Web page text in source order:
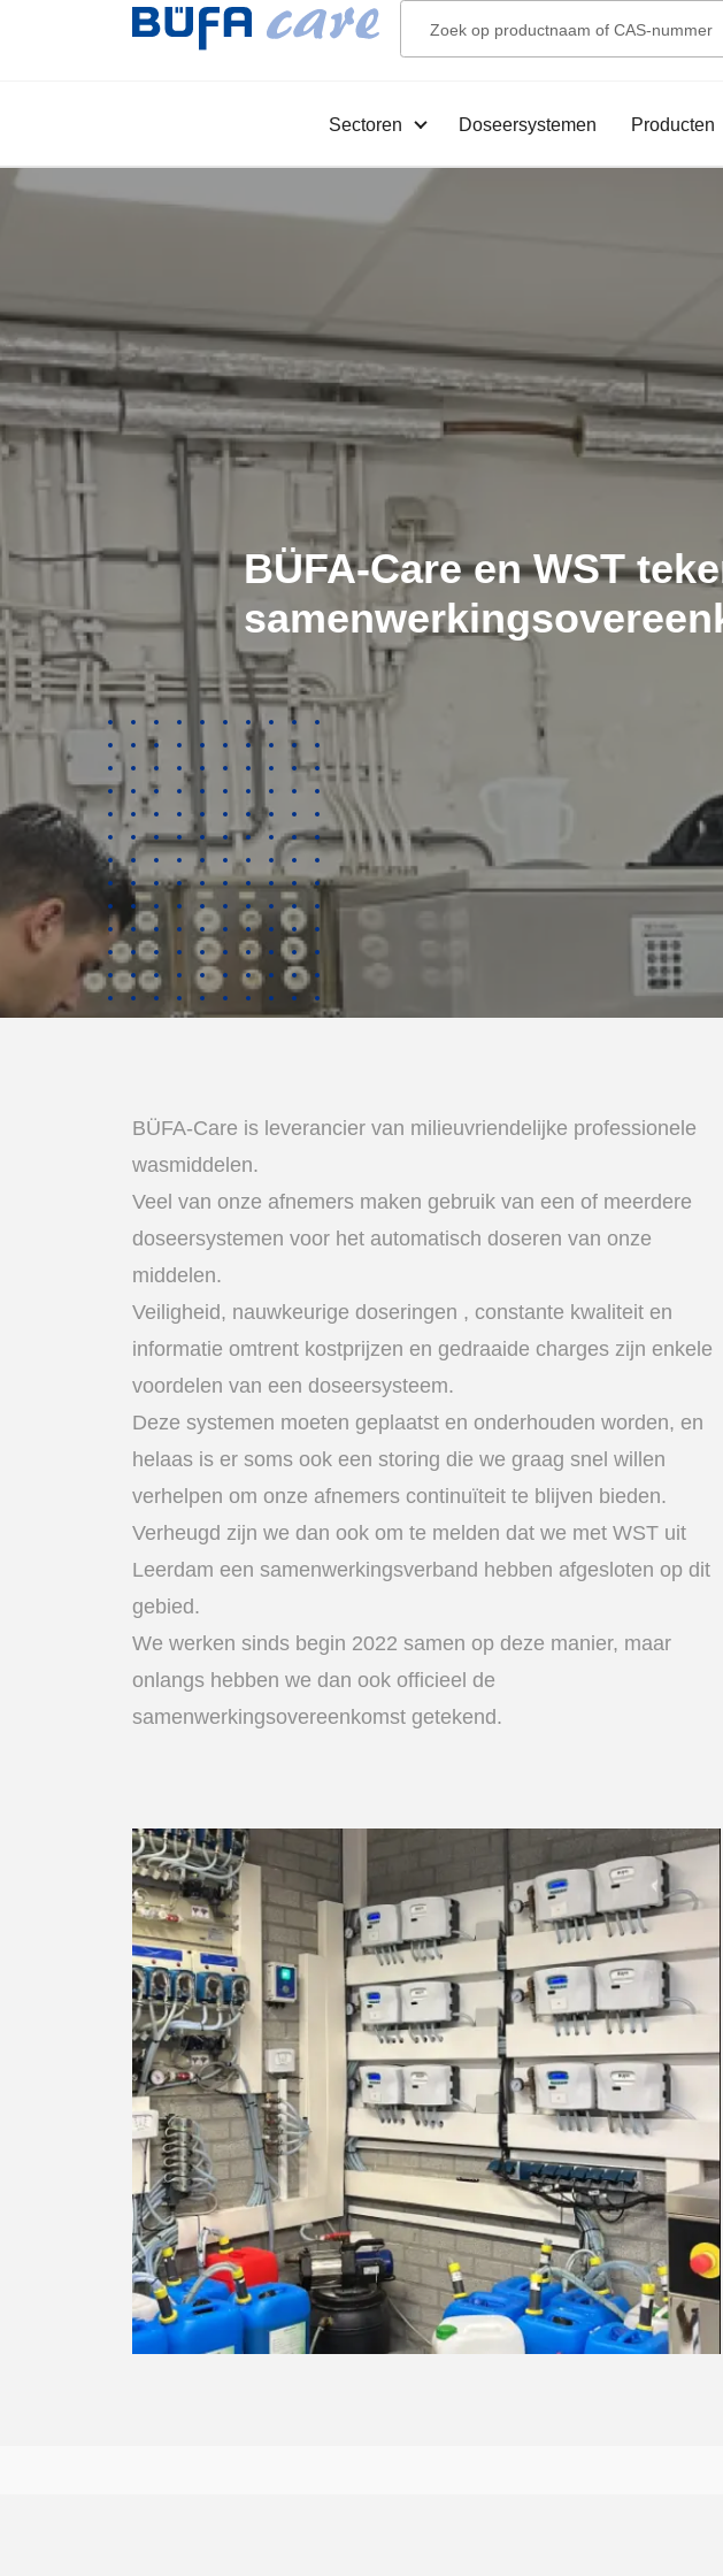
Sectoren Doseersystemen Producten
BÜFA-Care en WST
BÜFA-Care is leverancier van milieuvriendelijke professionele
wasmiddelen.
Veel van onze afnemers maken gebruik van een of meerdere
doseersystemen voor het automatisch doseren van onze
middelen.
Veiligheid, nauwkeurige doseringen , constante kwaliteit en
informatie omtrent kostprijzen en gedraaide charges zijn enkele
voordelen van een doseersysteem.
Deze systemen moeten geplaatst en onderhouden worden, en
helaas is er soms ook een storing die we graag snel willen
verhelpen om onze afnemers continuïteit te blijven bieden.
Verheugd zijn we dan ook om te melden dat we met WST uit
Leerdam een samenwerkingsverband hebben afgesloten op dit
gebied.
We werken sinds begin 2022 samen op deze manier, maar
onlangs hebben we dan ook officieel de
samenwerkingsovereenkomst getekend.